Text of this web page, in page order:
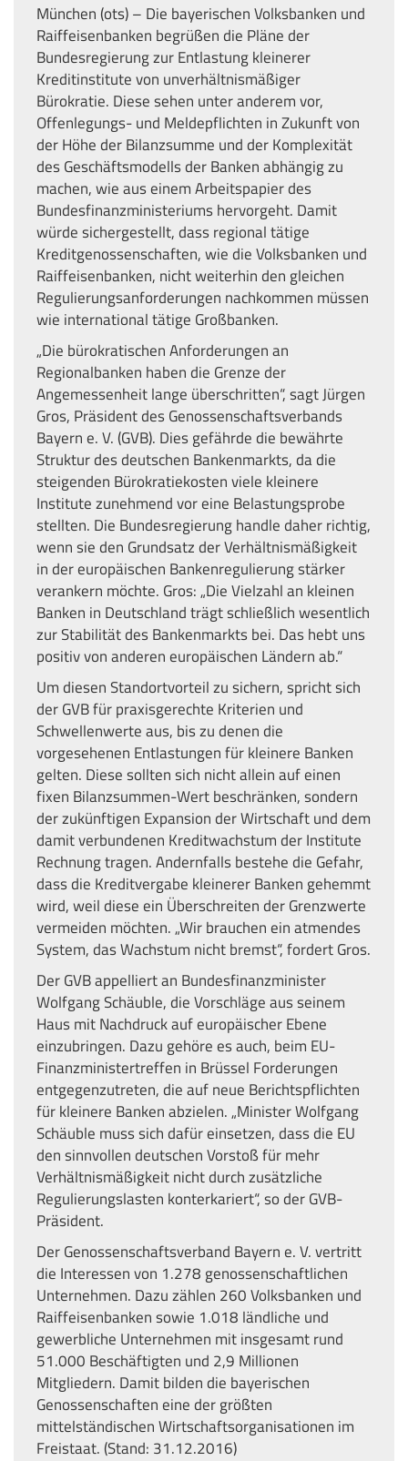
München (ots) – Die bayerischen Volksbanken und
Raiffeisenbanken begrüßen die Pläne der
Bundesregierung zur Entlastung kleinerer
Kreditinstitute von unverhältnismäßiger
Bürokratie. Diese sehen unter anderem vor,
Offenlegungs- und Meldepflichten in Zukunft von
der Höhe der Bilanzsumme und der Komplexität
des Geschäftsmodells der Banken abhängig zu
machen, wie aus einem Arbeitspapier des
Bundesfinanzministeriums hervorgeht. Damit
würde sichergestellt, dass regional tätige
Kreditgenossenschaften, wie die Volksbanken und
Raiffeisenbanken, nicht weiterhin den gleichen
Regulierungsanforderungen nachkommen müssen
wie international tätige Großbanken.
„Die bürokratischen Anforderungen an
Regionalbanken haben die Grenze der
Angemessenheit lange überschritten“, sagt Jürgen
Gros, Präsident des Genossenschaftsverbands
Bayern e. V. (GVB). Dies gefährde die bewährte
Struktur des deutschen Bankenmarkts, da die
steigenden Bürokratiekosten viele kleinere
Institute zunehmend vor eine Belastungsprobe
stellten. Die Bundesregierung handle daher richtig,
wenn sie den Grundsatz der Verhältnismäßigkeit
in der europäischen Bankenregulierung stärker
verankern möchte. Gros: „Die Vielzahl an kleinen
Banken in Deutschland trägt schließlich wesentlich
zur Stabilität des Bankenmarkts bei. Das hebt uns
positiv von anderen europäischen Ländern ab.“
Um diesen Standortvorteil zu sichern, spricht sich
der GVB für praxisgerechte Kriterien und
Schwellenwerte aus, bis zu denen die
vorgesehenen Entlastungen für kleinere Banken
gelten. Diese sollten sich nicht allein auf einen
fixen Bilanzsummen-Wert beschränken, sondern
der zukünftigen Expansion der Wirtschaft und dem
damit verbundenen Kreditwachstum der Institute
Rechnung tragen. Andernfalls bestehe die Gefahr,
dass die Kreditvergabe kleinerer Banken gehemmt
wird, weil diese ein Überschreiten der Grenzwerte
vermeiden möchten. „Wir brauchen ein atmendes
System, das Wachstum nicht bremst“, fordert Gros.
Der GVB appelliert an Bundesfinanzminister
Wolfgang Schäuble, die Vorschläge aus seinem
Haus mit Nachdruck auf europäischer Ebene
einzubringen. Dazu gehöre es auch, beim EU-
Finanzministertreffen in Brüssel Forderungen
entgegenzutreten, die auf neue Berichtspflichten
für kleinere Banken abzielen. „Minister Wolfgang
Schäuble muss sich dafür einsetzen, dass die EU
den sinnvollen deutschen Vorstoß für mehr
Verhältnismäßigkeit nicht durch zusätzliche
Regulierungslasten konterkariert“, so der GVB-
Präsident.
Der Genossenschaftsverband Bayern e. V. vertritt
die Interessen von 1.278 genossenschaftlichen
Unternehmen. Dazu zählen 260 Volksbanken und
Raiffeisenbanken sowie 1.018 ländliche und
gewerbliche Unternehmen mit insgesamt rund
51.000 Beschäftigten und 2,9 Millionen
Mitgliedern. Damit bilden die bayerischen
Genossenschaften eine der größten
mittelständischen Wirtschaftsorganisationen im
Freistaat. (Stand: 31.12.2016)